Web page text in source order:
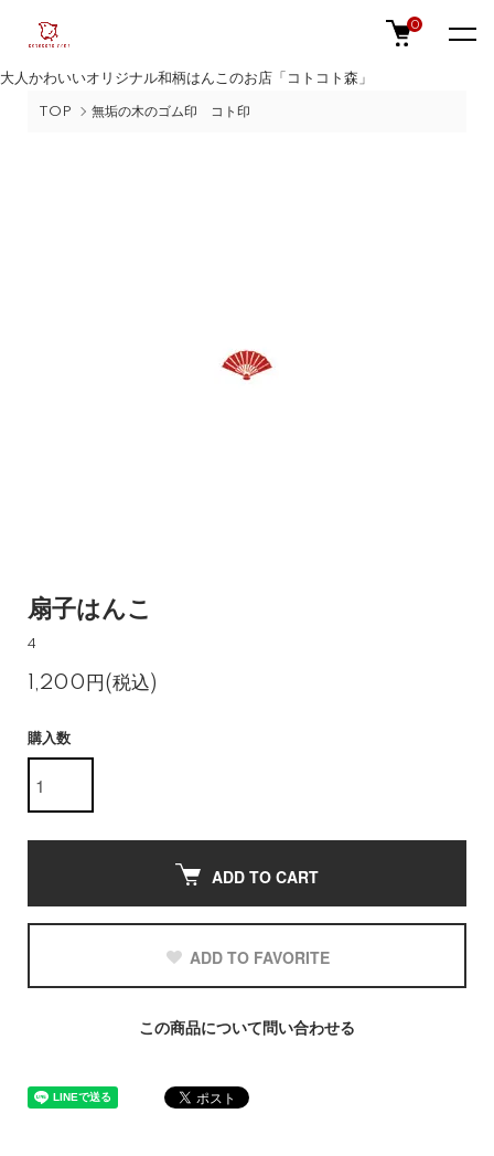
大人かわいいオリジナル和柄はんこのお店「コトコト森」
0
TOP 無垢の木のゴム印 コト印
扇子はんこ
4
1,200円(税込)
購入数
ADD TO CART
ADD TO FAVORITE
この商品について問い合わせる